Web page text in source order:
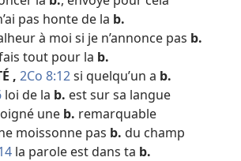
pas honte de la b.
à moi si je n’annonce pas b.
fais tout pour la b.
, 2Co 8:12si quelqu’un a b.
loi de la b. est sur sa langue
une b. remarquable
moissonne pas b. du champ
la parole est dans ta b.